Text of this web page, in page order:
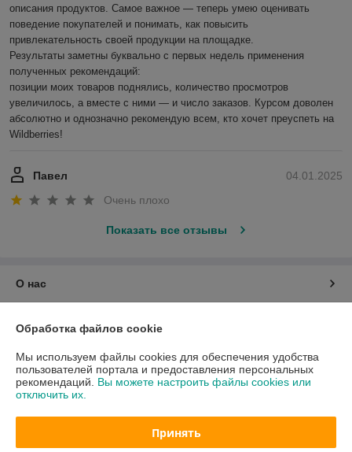
описания продуктов. Самое важное — теперь умею оценивать
поведение покупателей и понимать, как повысить
привлекательность своей продукции на площадке.
Результаты заметны буквально с первых недель применения
полученных рекомендаций:
позиции моих товаров поднялись, количество просмотров
увеличилось, а вместе с ними — и число заказов. Курсом доволен
абсолютно и однозначно рекомендую всем, кто хочет преуспеть на
Wildberries!
04.01.2025
Павел
Очень плохо
Показать все отзывы
О нас
Доставка и оплата
График работы
Обработка файлов cookie
Мы используем файлы cookies для обеспечения удобства
пользователей портала и предоставления персональных
рекомендаций. Вы можете настроить файлы cookies или
отключить их.
Принять